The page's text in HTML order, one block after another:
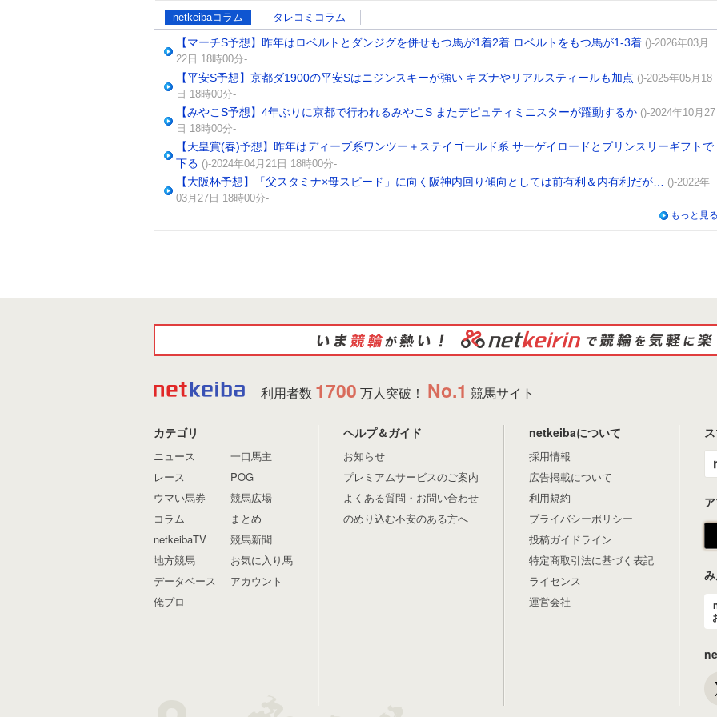
netkeibaコラム タレコミコラム
【マーチS予想】昨年はロベルトとダンジグを併せもつ馬が1着2着 ロベルトをもつ馬が1-3着 ()-2026年03月
22日 18時00分-
【平安S予想】京都ダ1900の平安Sはニジンスキーが強い キズナやリアルスティールも加点 ()-2025年05月18
日 18時00分-
【みやこS予想】4年ぶりに京都で行われるみやこS またデピュティミニスターが躍動するか ()-2024年10月27
日 18時00分-
【天皇賞(春)予想】昨年はディープ系ワンツー＋ステイゴールド系 サーゲイロードとプリンスリーギフトで
下る ()-2024年04月21日 18時00分-
【大阪杯予想】「父スタミナ×母スピード」に向く阪神内回り傾向としては前有利＆内有利だが… ()-2022年
03月27日 18時00分-
もっと見
利用者数 1700 万人突破！ No.1 競馬サイト
カテゴリ
ニュース
レース
ウマい馬券
コラム
netkeibaTV
地方競馬
データベース
俺プロ
一口馬主
POG
競馬広場
まとめ
競馬新聞
お気に入り馬
アカウント
ヘルプ＆ガイド
お知らせ
プレミアムサービスのご案内
よくある質問・お問い合わせ
のめり込む不安のある方へ
netkeibaについて
採用情報
広告掲載について
利用規約
プライバシーポリシー
投稿ガイドライン
特定商取引法に基づく表記
ライセンス
運営会社